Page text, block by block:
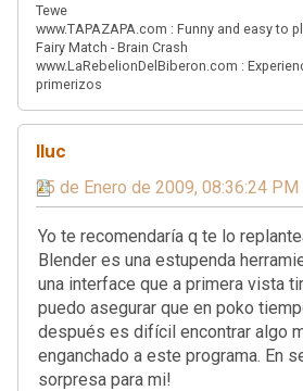
Tewe
www.TAPAZAPA.com : Funny and easy to
Fairy Match - Brain Crash
www.LaRebelionDelBiberon.com :
primerizos
lluc
25 de Enero de 2009, 08:36:24 PM
Yo te recomendaría q te lo
Blender es una estupenda
una interface que a primera vista
puedo asegurar que en poko
después es difícil encontrar algo
enganchado a este programa. En
sorpresa para mi!